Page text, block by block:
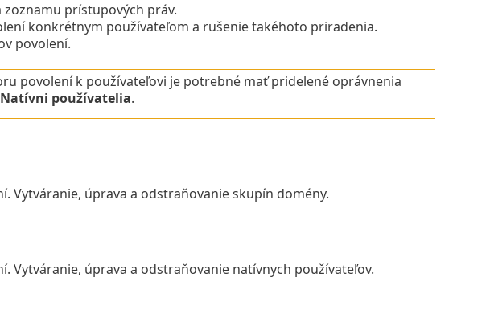
prístupových práv.
konkrétnym používateľom a rušenie takéhoto priradenia.
povolení.
povolení k používateľovi je potrebné mať pridelené oprávnenia
Natívni používatelia.
úprava a odstraňovanie skupín domény.
úprava a odstraňovanie natívnych používateľov.